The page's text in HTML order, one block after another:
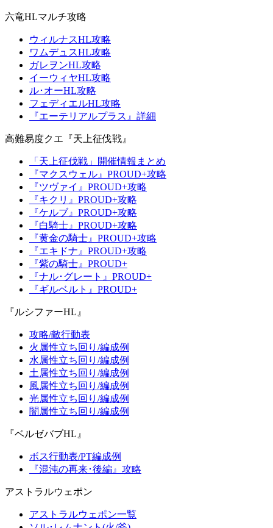
六竜HLマルチ攻略
ウィルナスHL攻略
ワムデュスHL攻略
ガレヲンHL攻略
イーウィヤHL攻略
ル･オーHL攻略
フェディエルHL攻略
『エーテリアルプラス』詳細
高難易度クエ『天上征伐戦』
「天上征伐戦」開催情報まとめ
『マクスウェル』PROUD+攻略
『ツヴァイ』PROUD+攻略
『キクリ』PROUD+攻略
『ケルブ』PROUD+攻略
『白騎士』PROUD+攻略
『黄金の騎士』PROUD+攻略
『エキドナ』PROUD+攻略
『紫の騎士』PROUD+
『ナル･グレート』PROUD+
『ギルベルト』PROUD+
『ルシファーHL』
攻略/敵行動表
火属性立ち回り/編成例
水属性立ち回り/編成例
土属性立ち回り/編成例
風属性立ち回り/編成例
光属性立ち回り/編成例
闇属性立ち回り/編成例
『ベルゼバブHL』
ボス行動表/PT編成例
『混沌の再来･後編』攻略
アストラルウェポン
アストラルウェポン一覧